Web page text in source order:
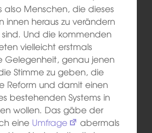
also Menschen, die dieses
innen heraus zu verändern
Und die kommenden
vielleicht erstmals
Gelegenheit, genau jenen
Stimme zu geben, die
Reform und damit einen
bestehenden Systems in
wollen. Das gäbe der
eine Umfrage
abermals